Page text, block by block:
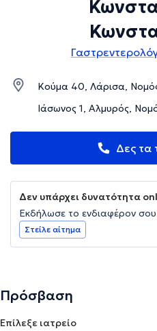
Κούμα 40, Λάρισα,
Ιάσωνος 1, Αλμυρός,
Δες τα
Δεν υπάρχει δυνατότητα
Εκδήλωσε το ενδιαφέρον σου
Στείλε αίτημα
Πρόσβαση
Επίλεξε ιατρείο